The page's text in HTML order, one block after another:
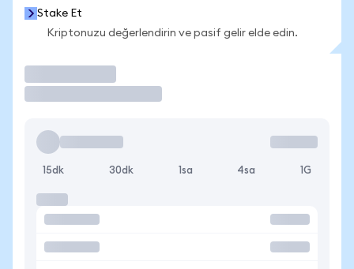
Stake Et
Kriptonuzu değerlendirin ve pasif gelir elde edin.
15dk 30dk 1sa 4sa 1G